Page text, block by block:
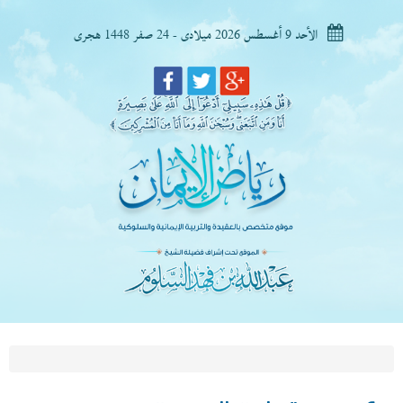
الأحد 9 أغسطس 2026 ميلادى - 24 صفر 1448 هجرى